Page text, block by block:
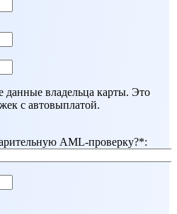
данные владельца карты. Это
с автовыплатой.
AML-проверку?*: